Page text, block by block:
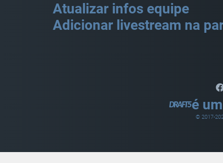
Atualizar infos equipe
Adicionar livestream na
é
© 2017-